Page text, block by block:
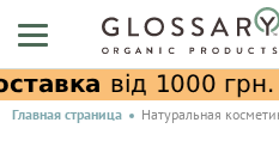
Главная страница Натуральная